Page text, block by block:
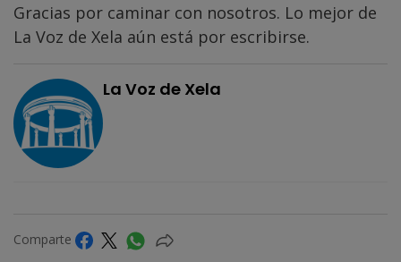
Gracias por caminar con nosotros. Lo mejor de
La Voz de Xela aún está por escribirse.
La Voz de Xela
Comparte